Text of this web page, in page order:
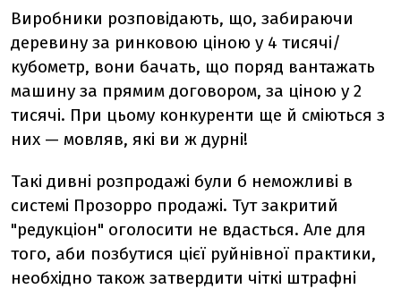
Виробники розповідають, що, забираючи
деревину за ринковою ціною у 4 тисячі/
кубометр, вони бачать, що поряд вантажать
машину за прямим договором, за ціною у 2
тисячі. При цьому конкуренти ще й сміються з
них — мовляв, які ви ж дурні!
Такі дивні розпродажі були б неможливі в
системі Прозорро продажі. Тут закритий
"редукціон" оголосити не вдасться. Але для
того, аби позбутися цієї руйнівної практики,
необхідно також затвердити чіткі штрафні